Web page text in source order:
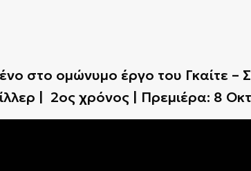
στο ομώνυμο έργο του Γκαίτε –
| 2ος χρόνος | Πρεμιέρα: 8